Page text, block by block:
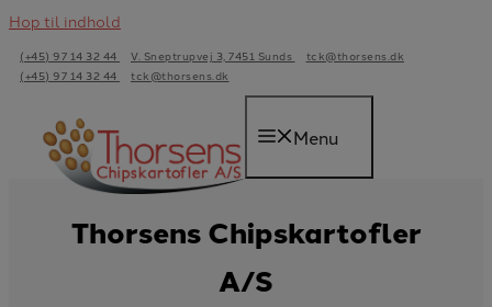
Hop til indhold
(+45) 97 14 32 44 V. Sneptrupvej 3, 7451 Sunds
tck@thorsens.dk
(+45) 97 14 32 44
tck@thorsens.dk
Menu
Thorsens Chipskartofler
A/S